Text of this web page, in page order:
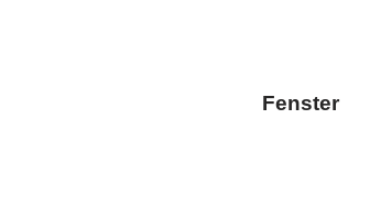
Fenster